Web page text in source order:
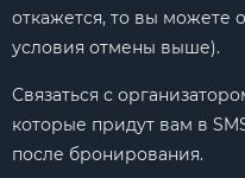
откажется, то вы можете
условия отмены выше).
Связаться с
которые придут вам в
после бронирования.